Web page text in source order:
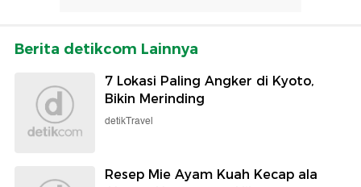
Berita detikcom Lainnya
7 Lokasi Paling Angker di Kyoto,
Bikin Merinding
detikTravel
Resep Mie Ayam Kuah Kecap ala